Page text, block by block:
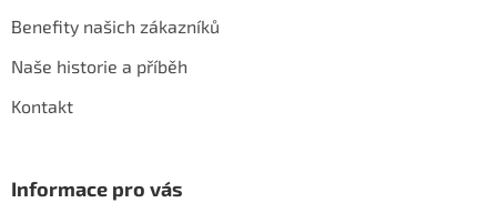
Benefity našich zákazníků
Naše historie a příběh
Kontakt
Informace pro vás